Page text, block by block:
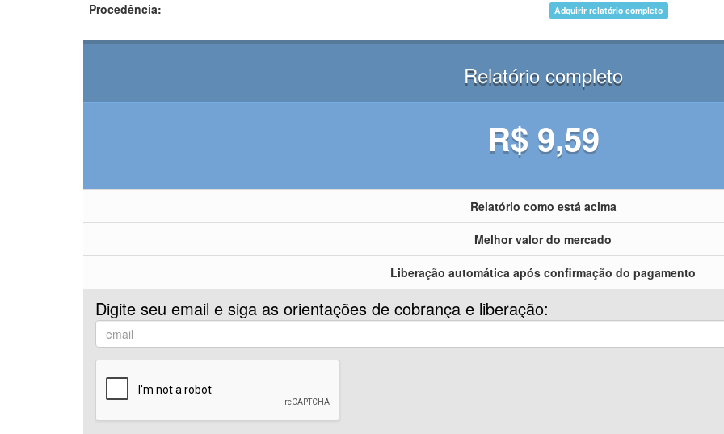
Procedência: Adquirir relatório completo
Relatório completo
R$ 9,59
Relatório como está acima
Melhor valor do mercado
Liberação automática após confirmação do pagamento
Digite seu email e siga as orientações de cobrança e liberação: